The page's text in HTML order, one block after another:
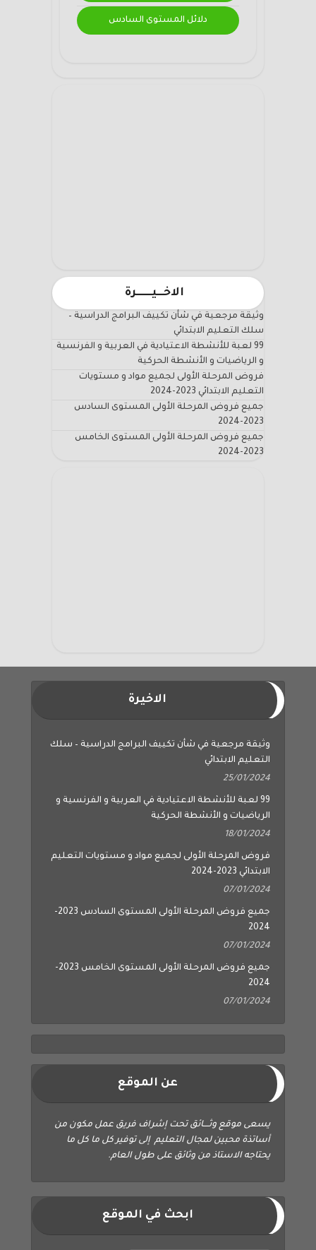
دلائل المستوى السادس
الاخـــيـــــــرة
وثيقة مرجعية في شأن تكييف البرامج الدراسية –
سلك التعليم الابتدائي
99 لعبة للأنشطة الاعتيادية في العربية و الفرنسية
و الرياضيات و الأنشطة الحركية
فروض المرحلة الأولى لجميع مواد و مستويات
التعليم الابتدائي 2023-2024
جميع فروض المرحلة الأولى المستوى السادس
2023-2024
جميع فروض المرحلة الأولى المستوى الخامس
2023-2024
الاخيرة
وثيقة مرجعية في شأن تكييف البرامج الدراسية – سلك
التعليم الابتدائي
25/01/2024
99 لعبة للأنشطة الاعتيادية في العربية و الفرنسية و
الرياضيات و الأنشطة الحركية
18/01/2024
فروض المرحلة الأولى لجميع مواد و مستويات التعليم
الابتدائي 2023-2024
07/01/2024
جميع فروض المرحلة الأولى المستوى السادس 2023-
2024
07/01/2024
جميع فروض المرحلة الأولى المستوى الخامس 2023-
2024
07/01/2024
عن الموقع
يسعى موقع وثــــائق تحت إشراف فريق عمل مكون من
أساتذة محبين لمجال التعليم إلى توفير كل ما كل ما
يحتاجه الاستاذ من وثائق على طول العام.
ابحث في الموقع